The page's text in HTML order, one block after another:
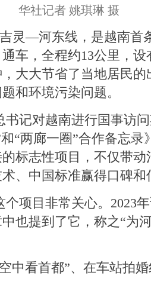
华社记者 姚琪琳 摄
灵—河东线，是越南首
车，全程约13公里，
大大节省了当地居民
和环境污染问题。
书记对越南进行国事访
“两廊一圈”合作备忘录
标志性项目，不仅带
、中国标准赢得口碑和
个项目非常关心。2023
也提到了它，称之“为
中看首都”、在车站拍